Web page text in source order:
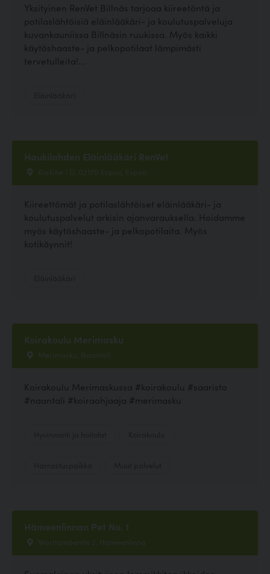
Yksityinen RenVet Billnäs tarjoaa kiireetöntä ja
potilaslähtöisiä eläinlääkäri- ja koulutuspalveluja
kuvankauniissa Billnäsin ruukissa. Myös kaikki
käytöshaaste- ja pelkopotilaat lämpimästi
tervetulleita!...
Haukilahden Eläinlääkäri RenVet
Kiiskitie 1 D, 02170 Espoo, Espoo
Kiireettömät ja potilaslähtöiset eläinlääkäri- ja
koulutuspalvelut arkisin ajanvarauksella. Hoidamme
myös käytöshaaste- ja pelkopotilaita. Myös
kotikäynnit!
Koirakoulu Merimasku
Merimasku, Naantali
Koirakoulu Merimaskussa #koirakoulu #saaristo
#naantali #koiraohjaaja #merimasku
Hämeenlinnan Pet No. 1
Wartiamäentie 2, Hämeenlinna